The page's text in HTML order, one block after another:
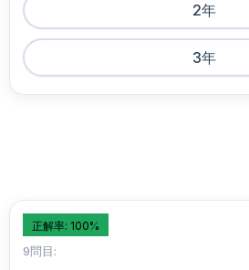
2年
3年
正解率: 100%
9問目: